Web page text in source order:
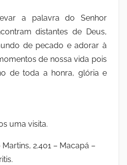
a palavra do Senhor
distantes de Deus,
de pecado e adorar à
de nossa vida pois
de toda a honra, glória e
uma visita.
2.401 – Macapá –